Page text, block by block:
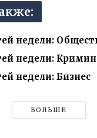
недели:
недели:
недели: Бизнес
БОЛЬШЕ